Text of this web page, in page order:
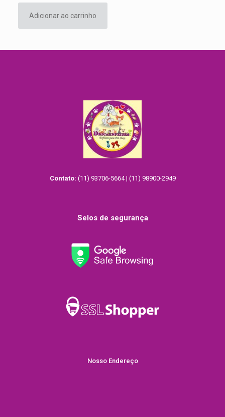
Adicionar ao carrinho
Contato: (11) 93706-5664 | (11) 98900-2949
Selos de segurança
Nosso Endereço